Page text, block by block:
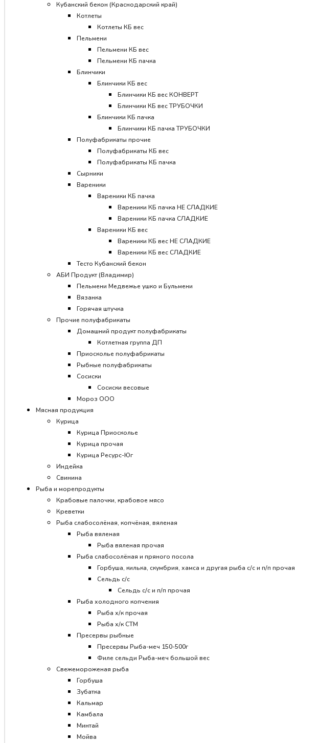
Кубанский бекон (Краснодарский край)
Котлеты
Котлеты КБ вес
Пельмени
Пельмени КБ вес
Пельмени КБ пачка
Блинчики
Блинчики КБ вес
Блинчики КБ вес КОНВЕРТ
Блинчики КБ вес ТРУБОЧКИ
Блинчики КБ пачка
Блинчики КБ пачка ТРУБОЧКИ
Полуфабрикаты прочие
Полуфабрикаты КБ вес
Полуфабрикаты КБ пачка
Сырники
Вареники
Вареники КБ пачка
Вареники КБ пачка НЕ СЛАДКИЕ
Вареники КБ пачка СЛАДКИЕ
Вареники КБ вес
Вареники КБ вес НЕ СЛАДКИЕ
Вареники КБ вес СЛАДКИЕ
Тесто Кубанский бекон
АБИ Продукт (Владимир)
Пельмени Медвежье ушко и Бульмени
Вязанка
Горячая штучка
Прочие полуфабрикаты
Домашний продукт полуфабрикаты
Котлетная группа ДП
Приосколье полуфабрикаты
Рыбные полуфабрикаты
Сосиски
Сосиски весовые
Мороз ООО
Мясная продукция
Курица
Курица Приосколье
Курица прочая
Курица Ресурс-Юг
Индейка
Свинина
Рыба и морепродукты
Крабовые палочки, крабовое мясо
Креветки
Рыба слабосолёная, копчёная, вяленая
Рыба вяленая
Рыба вяленая прочая
Рыба слабосолёная и пряного посола
Горбуша, килька, скумбрия, хамса и другая рыба с/с и п/п прочая
Сельдь с/с
Сельдь с/с и п/п прочая
Рыба холодного копчения
Рыба х/к прочая
Рыба х/к СТМ
Пресервы рыбные
Пресервы Рыба-меч 150-500г
Филе сельди Рыба-меч большой вес
Свежемороженая рыба
Горбуша
Зубатка
Кальмар
Камбала
Минтай
Мойва